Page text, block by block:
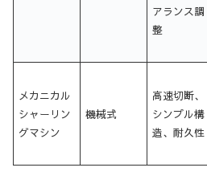
アランス調
整
メカニカル
シャーリン
グマシン
機械式
高速切断、
シンプル構
造、耐久性